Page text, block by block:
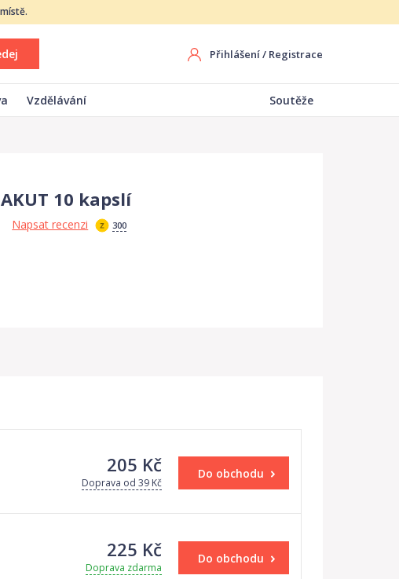
Přihlášení/ Registrace
Vzdělávání Soutěže
10 kapslí
Napsat recenzi 300
205 Kč
Doprava od 39 Kč
Do obchodu
225 Kč
Doprava zdarma
Do obchodu